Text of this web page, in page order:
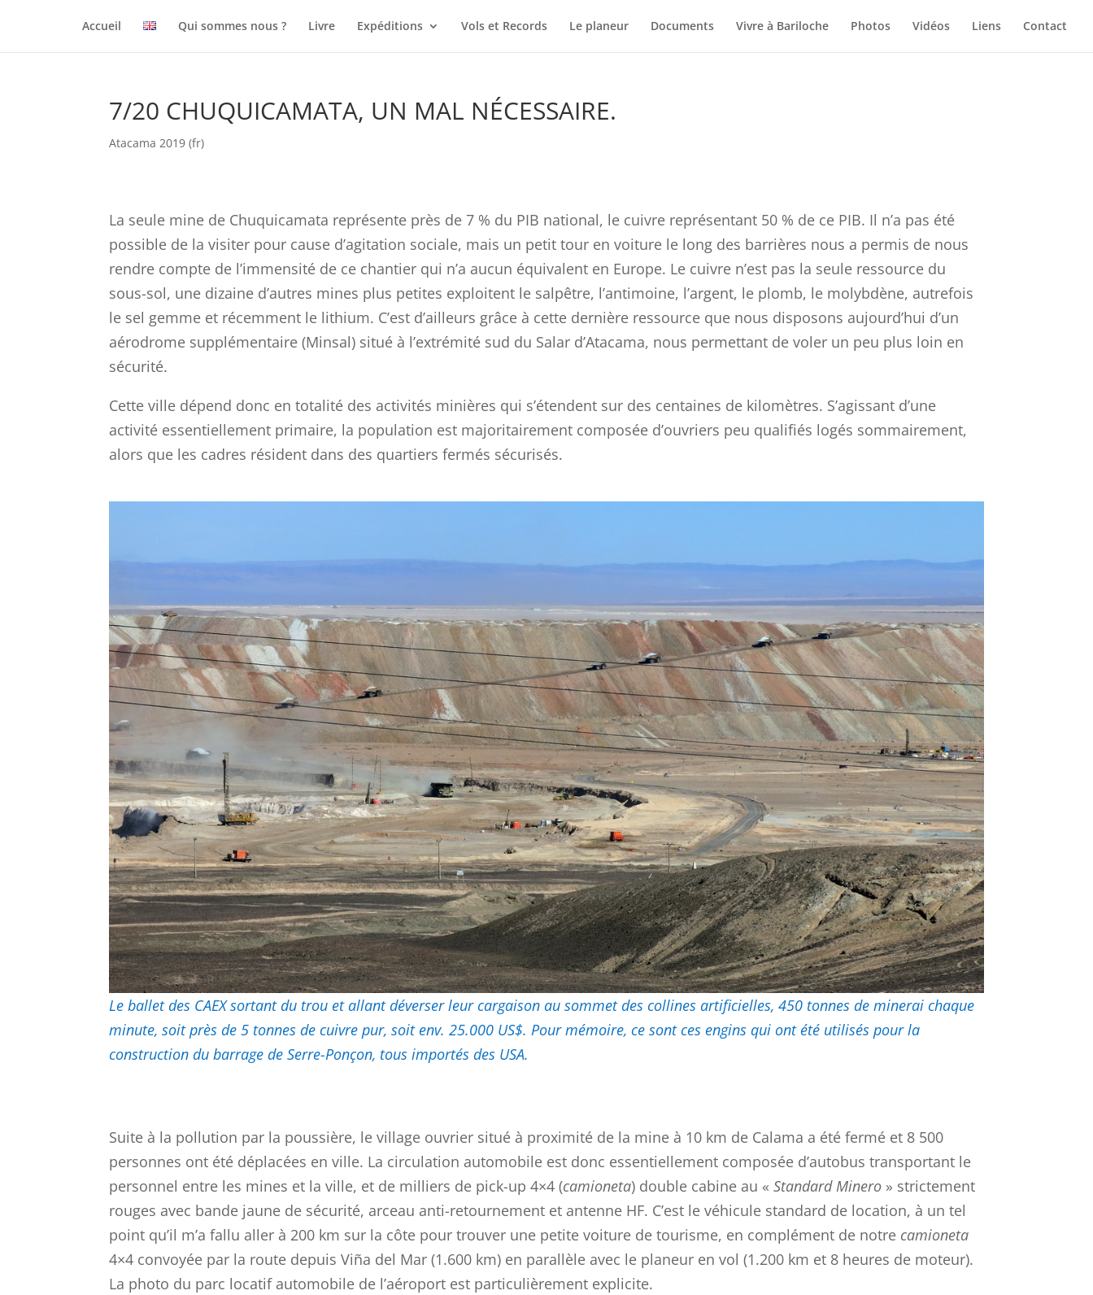
Accueil Qui sommes nous ? Livre Expéditions Vols et Records Le planeur Documents Vivre à Bariloche Photos Vidéos Liens Contact
7/20 CHUQUICAMATA, UN MAL NÉCESSAIRE.
Atacama 2019 (fr)
La seule mine de Chuquicamata représente près de 7 % du PIB national, le cuivre représentant 50 % de ce PIB. Il n’a pas été
possible de la visiter pour cause d’agitation sociale, mais un petit tour en voiture le long des barrières nous a permis de nous
rendre compte de l’immensité de ce chantier qui n’a aucun équivalent en Europe. Le cuivre n’est pas la seule ressource du
sous-sol, une dizaine d’autres mines plus petites exploitent le salpêtre, l’antimoine, l’argent, le plomb, le molybdène, autrefois
le sel gemme et récemment le lithium. C’est d’ailleurs grâce à cette dernière ressource que nous disposons aujourd’hui d’un
aérodrome supplémentaire (Minsal) situé à l’extrémité sud du Salar d’Atacama, nous permettant de voler un peu plus loin en
sécurité.
Cette ville dépend donc en totalité des activités minières qui s’étendent sur des centaines de kilomètres. S’agissant d’une
activité essentiellement primaire, la population est majoritairement composée d’ouvriers peu qualifiés logés sommairement,
alors que les cadres résident dans des quartiers fermés sécurisés.
Le ballet des CAEX sortant du trou et allant déverser leur cargaison au sommet des collines artificielles, 450 tonnes de minerai chaque
minute, soit près de 5 tonnes de cuivre pur, soit env. 25.000 US$. Pour mémoire, ce sont ces engins qui ont été utilisés pour la
construction du barrage de Serre-Ponçon, tous importés des USA.
Suite à la pollution par la poussière, le village ouvrier situé à proximité de la mine à 10 km de Calama a été fermé et 8 500
personnes ont été déplacées en ville. La circulation automobile est donc essentiellement composée d’autobus transportant le
personnel entre les mines et la ville, et de milliers de pick-up 4×4 (camioneta) double cabine au «Standard Minero » strictement
rouges avec bande jaune de sécurité, arceau anti-retournement et antenne HF. C’est le véhicule standard de location, à un tel
point qu’il m’a fallu aller à 200 km sur la côte pour trouver une petite voiture de tourisme, en complément de notre camioneta
4×4 convoyée par la route depuis Viña del Mar (1.600 km) en parallèle avec le planeur en vol (1.200 km et 8 heures de moteur).
La photo du parc locatif automobile de l’aéroport est particulièrement explicite.